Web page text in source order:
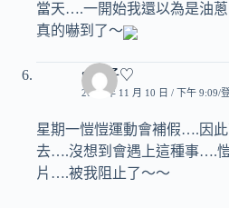
當天….一開始我還以為是油
真的嚇到了～
♥玟子♡
2010 年 11 月 10 日 / 下午 9:09
星期一愷愷運動會補假….因
去….沒想到會遇上這種事….
片….被我阻止了～～